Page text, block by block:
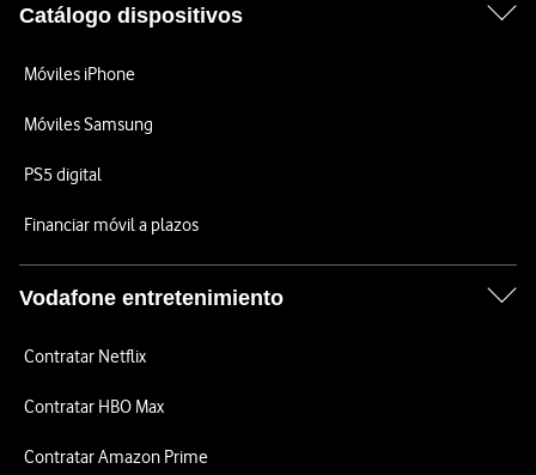
Catálogo dispositivos
Móviles iPhone
Móviles Samsung
PS5 digital
Financiar móvil a plazos
Vodafone entretenimiento
Contratar Netflix
Contratar HBO Max
Contratar Amazon Prime